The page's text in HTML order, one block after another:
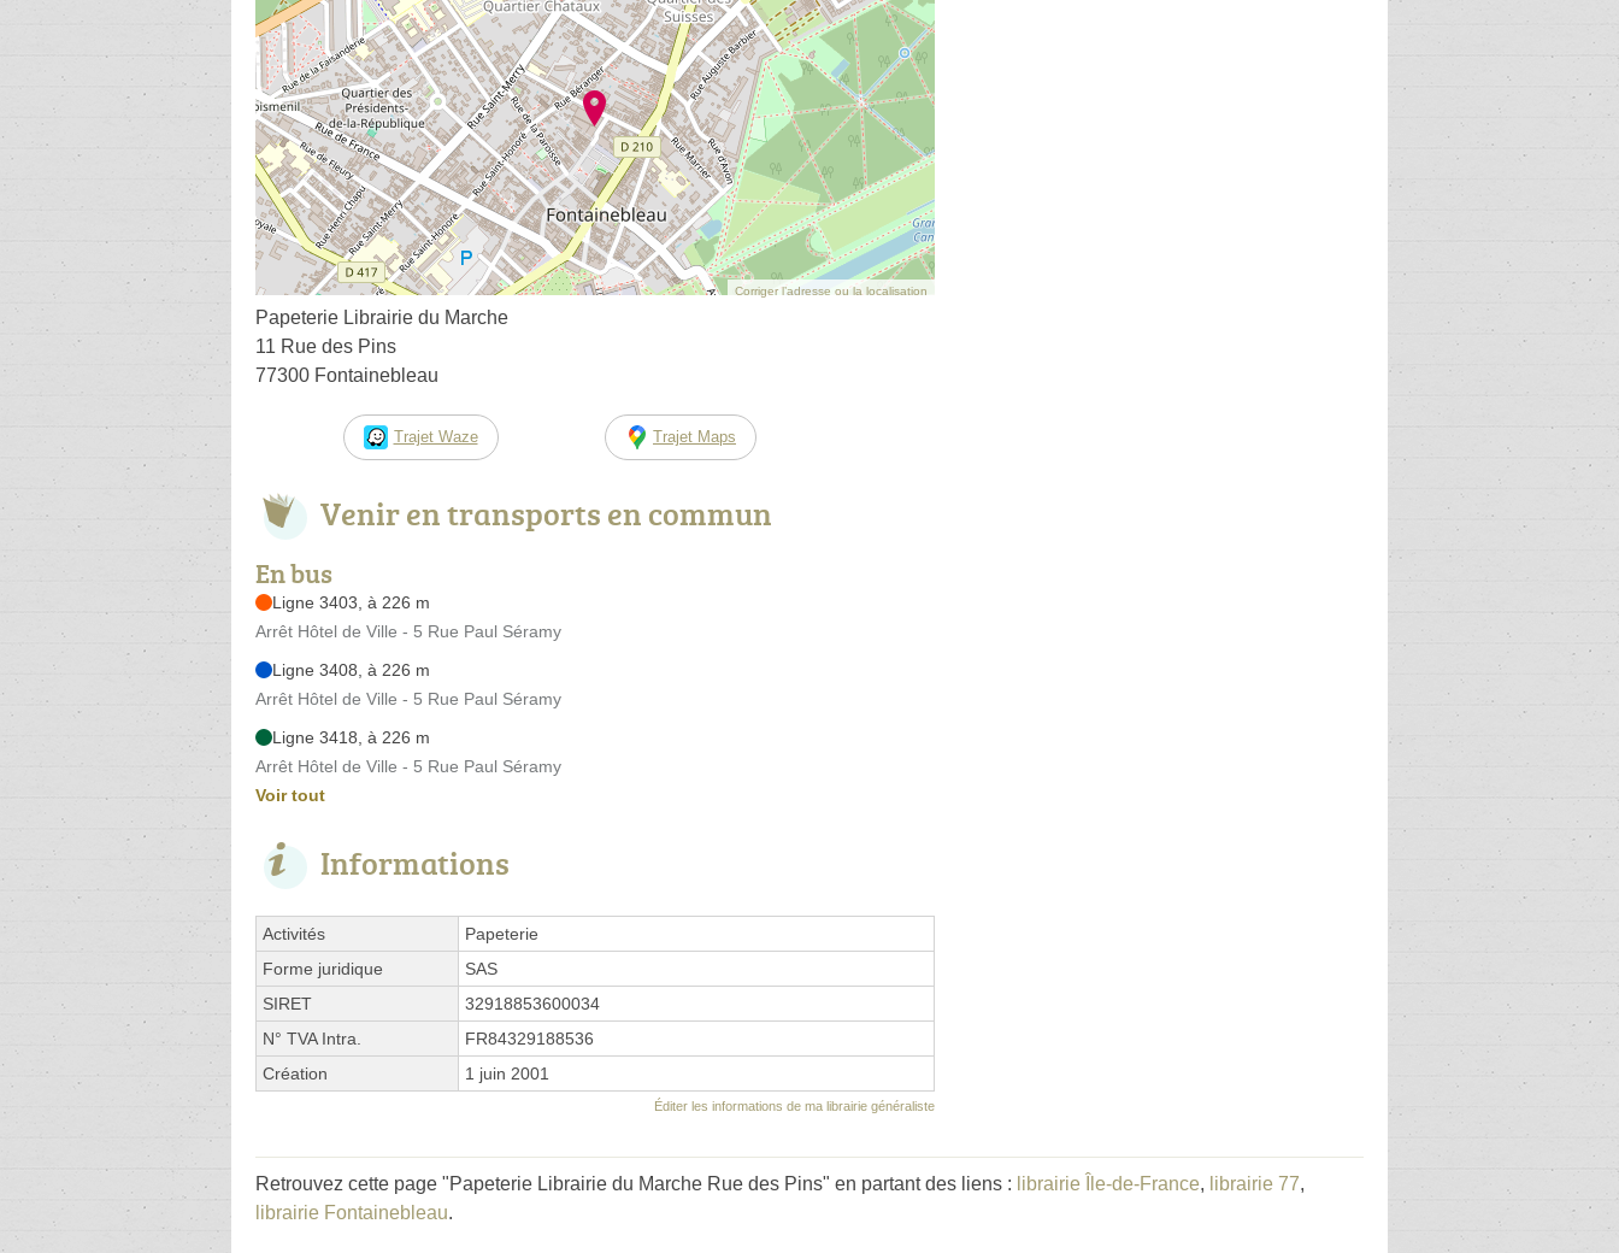
Corriger l’adresse ou la localisation
Papeterie Librairie du Marche
11 Rue des Pins
77300 Fontainebleau
Trajet Waze Trajet Maps
Venir en transports en commun
En bus
Ligne 3403, à 226 m
Arrêt Hôtel de Ville - 5 Rue Paul Séramy
Ligne 3408, à 226 m
Arrêt Hôtel de Ville - 5 Rue Paul Séramy
Ligne 3418, à 226 m
Arrêt Hôtel de Ville - 5 Rue Paul Séramy
Voir tout
Informations
Activités
Papeterie
Forme juridique
SAS
SIRET
32918853600034
N° TVA Intra.
FR84329188536
Création
1 juin 2001
Éditer les informations de ma librairie généraliste
Retrouvez cette page "Papeterie Librairie du Marche Rue des Pins" en partant des liens : librairie Île-de-France, librairie 77,
librairie Fontainebleau.